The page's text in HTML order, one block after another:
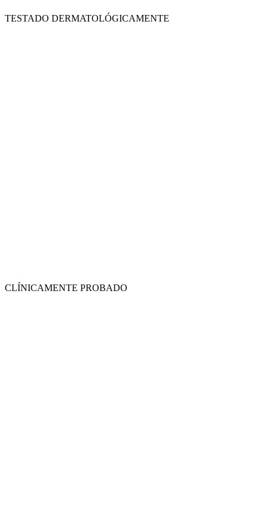
TESTADO DERMATOLÓGICAMENTE
CLÍNICAMENTE PROBADO